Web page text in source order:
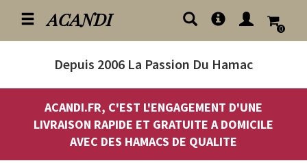
ACANDI 0
Depuis 2006 La Passion Du Hamac
ACANDI.FR, C'EST L'ENGAGEMENT D'UNE
LIVRAISON RAPIDE ET GRATUITE A DOMICILE
AVEC DES HAMACS DE QUALITE